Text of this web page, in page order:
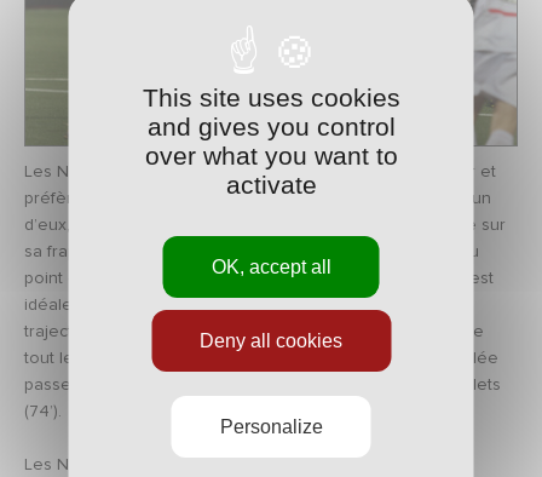
Les Nancéiens hésitent tout de même à trop se découvrir et
préfèrent la plupart du temps miser sur des contres. Sur l’un
d’eux, Youssouf Hadji file dans l’axe mais manque le cadre sur
sa frappe du gauche à vingt mètres (66’). Sur un centre au
point de penalty prolongé au second poteau, André Luiz est
idéalement placé mais trouve Nicolas Penneteau sur la
trajectoire (70’). C’est finalement Marama Vahirua qui libère
tout le stade d’un magnifique coup-franc. Sa frappe enroulée
passe au-dessus du mur, tape la barre et entre dans les filets
(74’).
Les Nancéiens peuvent aborder cette fin de match avec
This site uses cookies
and gives you control
over what you want to
activate
OK, accept all
Deny all cookies
Personalize